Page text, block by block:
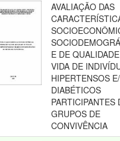
AVALIAÇÃO DAS
E DE
VIDA DE
HIPERTENSOS
DIABÉTICOS
PARTICIPANTES
GRUPOS DE
CONVIVÊNCIA